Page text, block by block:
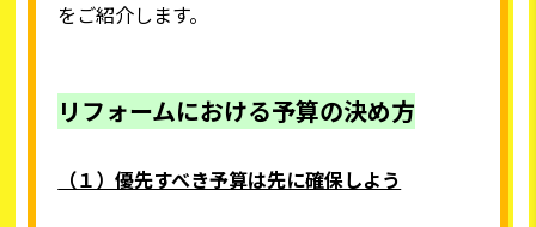
をご紹介します。
リフォームにおける予算の決め方
（１）優先すべき予算は先に確保しよう